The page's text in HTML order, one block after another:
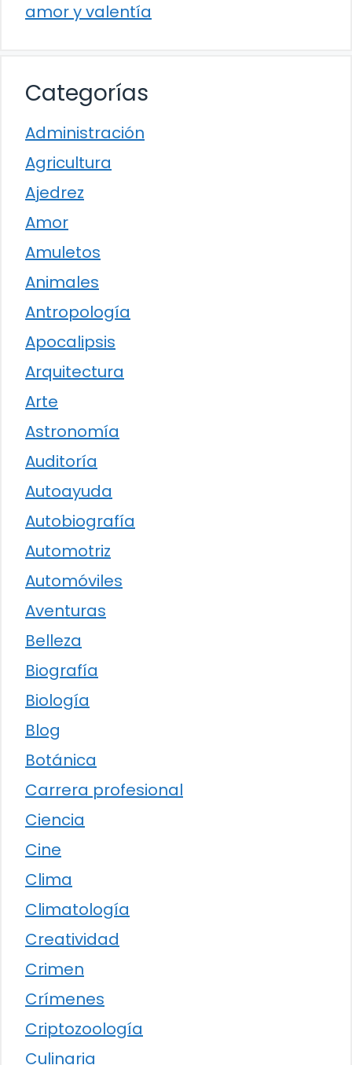
amor y valentía
Categorías
Administración
Agricultura
Ajedrez
Amor
Amuletos
Animales
Antropología
Apocalipsis
Arquitectura
Arte
Astronomía
Auditoría
Autoayuda
Autobiografía
Automotriz
Automóviles
Aventuras
Belleza
Biografía
Biología
Blog
Botánica
Carrera profesional
Ciencia
Cine
Clima
Climatología
Creatividad
Crimen
Crímenes
Criptozoología
Culinaria